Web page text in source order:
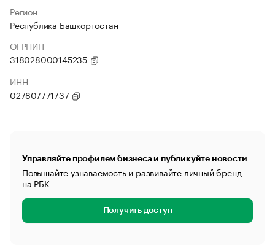
Регион
Республика Башкортостан
ОГРНИП
318028000145235
ИНН
027807771737
Управляйте профилем бизнеса и публикуйте новости
Повышайте узнаваемость и развивайте личный бренд
на РБК
Получить доступ